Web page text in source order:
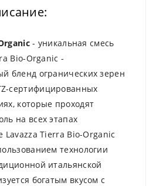
- уникальная смесь
Bio-Organic -
бленд огранических зерен
сертифицированных
которые проходят
на всех этапах
Lavazza Tierra Bio-Organic
технологии
итальянской
богатым вкусом с